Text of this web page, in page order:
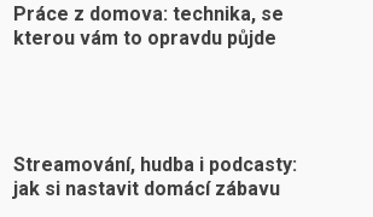
Práce z domova: technika, se
kterou vám to opravdu půjde
Streamování, hudba i podcasty:
jak si nastavit domácí zábavu